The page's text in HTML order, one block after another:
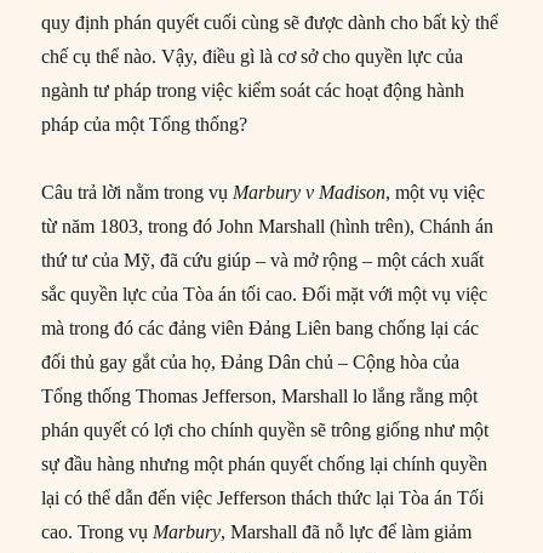
quy định phán quyết cuối cùng sẽ được dành cho bất kỳ thể
chế cụ thể nào. Vậy, điều gì là cơ sở cho quyền lực của
ngành tư pháp trong việc kiểm soát các hoạt động hành
pháp của một Tổng thống?
Câu trả lời nằm trong vụ Marbury v Madison, một vụ việc
từ năm 1803, trong đó John Marshall (hình trên), Chánh án
thứ tư của Mỹ, đã cứu giúp – và mở rộng – một cách xuất
sắc quyền lực của Tòa án tối cao. Đối mặt với một vụ việc
mà trong đó các đảng viên Đảng Liên bang chống lại các
đối thủ gay gắt của họ, Đảng Dân chủ – Cộng hòa của
Tổng thống Thomas Jefferson, Marshall lo lắng rằng một
phán quyết có lợi cho chính quyền sẽ trông giống như một
sự đầu hàng nhưng một phán quyết chống lại chính quyền
lại có thể dẫn đến việc Jefferson thách thức lại Tòa án Tối
cao. Trong vụ Marbury, Marshall đã nỗ lực để làm giảm